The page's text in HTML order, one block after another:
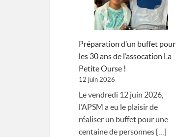
Préparation d’un buffet pour
les 30 ans de l’assocation La
Petite Ourse !
12 juin 2026
Le vendredi 12 juin 2026,
l’APSM a eu le plaisir de
réaliser un buffet pour une
centaine de personnes […]